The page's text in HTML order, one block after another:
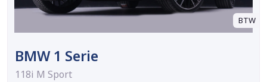
BTW
BMW 1 Serie
118i M Sport